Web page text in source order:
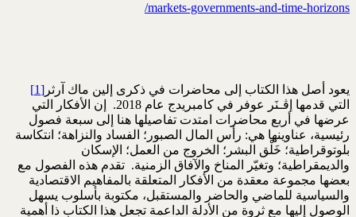
markets-governments-and-time-horizons/
يعود أصل هذا الكتاب إلى محاضرات في ذكرى إلين ماك آرثر [1]
التي قدمها إﭬـنَر عوفر في كامبريدج عام 2018. إن الأفكار التي
عرضها في أربع محاضرات امتدت تفاصيلها هنا إلى سبعة فصول
رئيسية، عناوينها هي: رأس المال الصبور؛ الفساد والنزاهة؛ انتكاسة
بلوتوقراطية؛ خَلْق البشر؛ الخروج من العمل؛ الإسكان
والديمقراطية؛ وتغيّر المناخ والآفاق الزمنية. تقدم هذه الفصول مع
بعضها مجموعة معقدة من الأفكار المتعلقة بالمفاهيم الاقتصادية
والسياسية للماضي والحاضر والمستقبل، مكتوبة بأسلوب يسهل
الوصول إليها مع ثروة من الأدلة الداعمة تجعل هذا الكتاب ذا أهمية